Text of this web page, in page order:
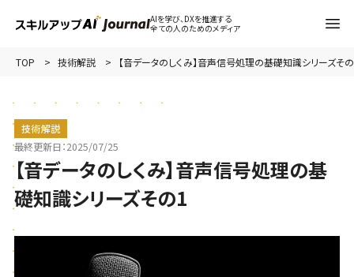
AIを学び、DXを推進する
全ての人のためのメディア
TOP 技術解説 【音データのしくみ】音声信号処理の基礎知識シリーズそ
技術解説
最終更新日：2025/07/25
【音データのしくみ】音声信号処理の基
礎知識シリーズその1